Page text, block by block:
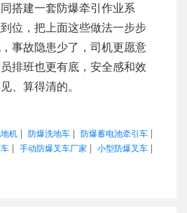
搭建一套防爆牵引作业系
位，把上面这些做法一步步
事故隐患少了，司机更愿意
排班也更有底，安全感和效
、算得清的。
机 | 防爆洗地车 | 防爆蓄电池牵引车 |
| 手动防爆叉车厂家 | 小型防爆叉车 |